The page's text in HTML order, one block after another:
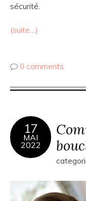
sécurité.
(suite…)
0 comments
17
MAI
2022